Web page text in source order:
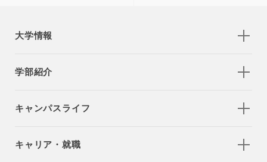
大学情報
学部紹介
キャンパスライフ
キャリア・就職